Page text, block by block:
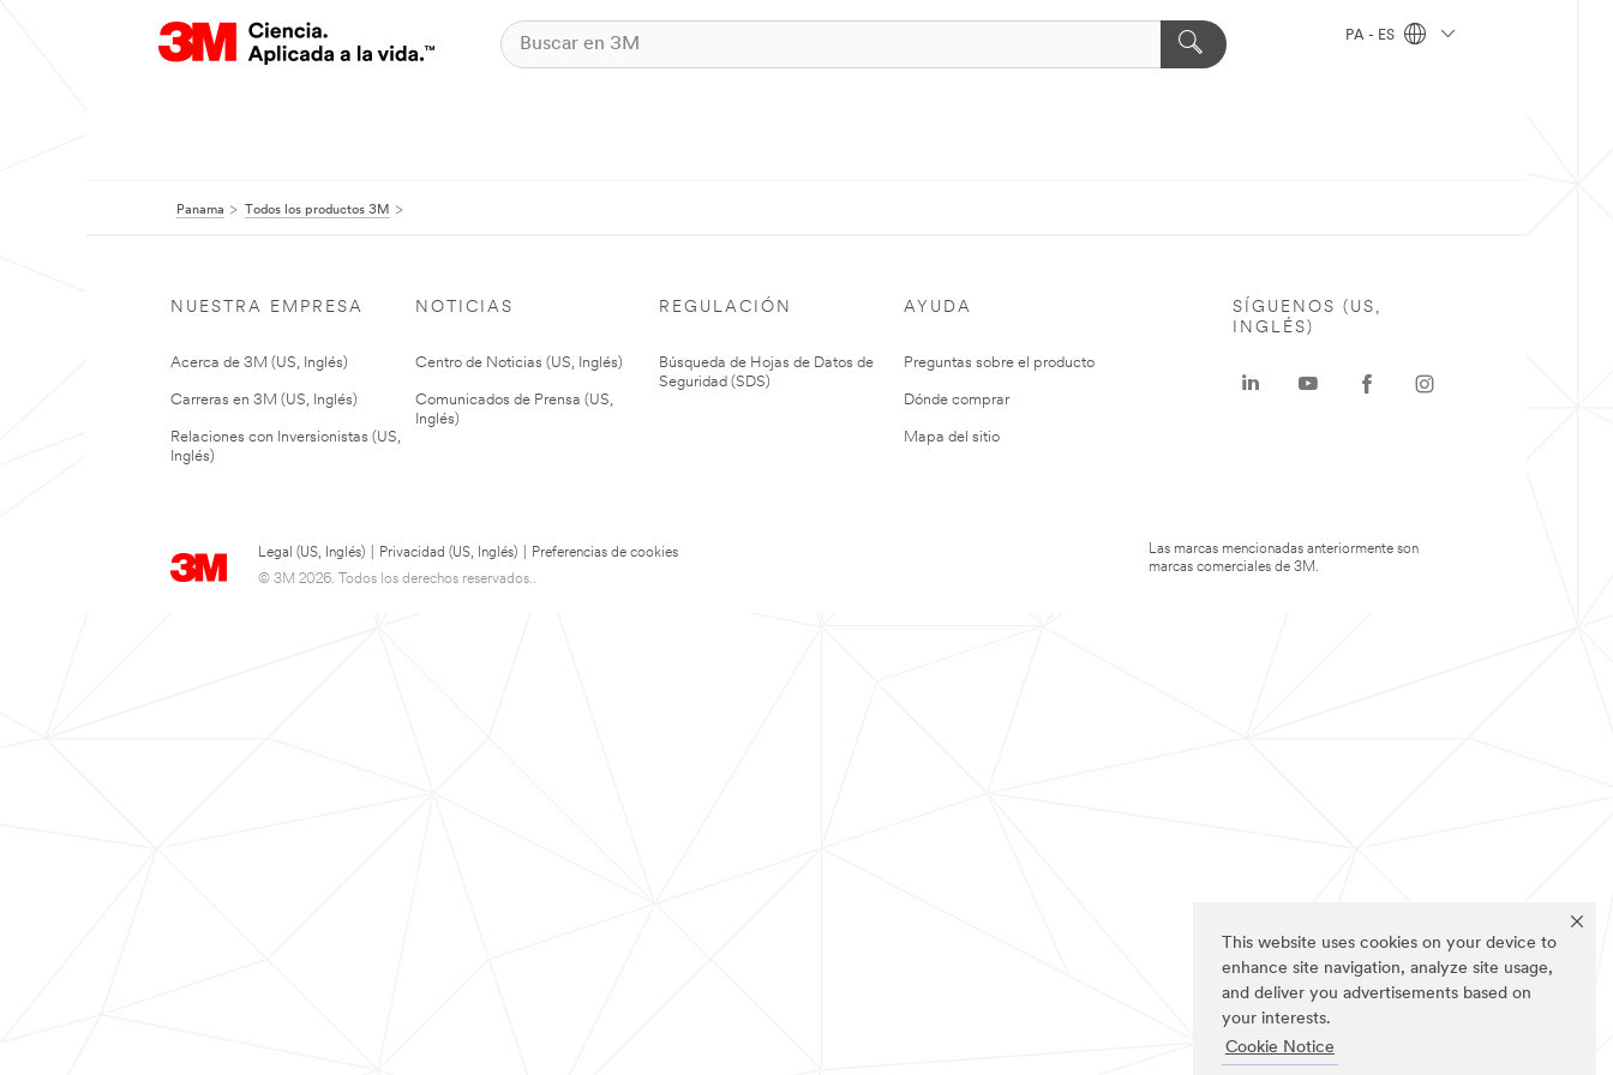
This website uses cookies on your device to
enhance site navigation, analyze site usage,
and deliver you advertisements based on
your interests.
Cookie Notice
PA - ES
Panama Todos los productos 3M
NUESTRA EMPRESA
Acerca de 3M (US, Inglés)
Carreras en 3M (US, Inglés)
Relaciones con Inversionistas (US,
Inglés)
NOTICIAS
Centro de Noticias (US, Inglés)
Comunicados de Prensa (US,
Inglés)
REGULACIÓN
Búsqueda de Hojas de Datos de
Seguridad (SDS)
AYUDA
Preguntas sobre el producto
Dónde comprar
Mapa del sitio
Legal (US, Inglés) Privacidad (US, Inglés)
Preferencias de cookies
© 3M 2026. Todos los derechos reservados..
SÍGUENOS (US,
INGLÉS)
Las marcas mencionadas anteriormente son
marcas comerciales de 3M.